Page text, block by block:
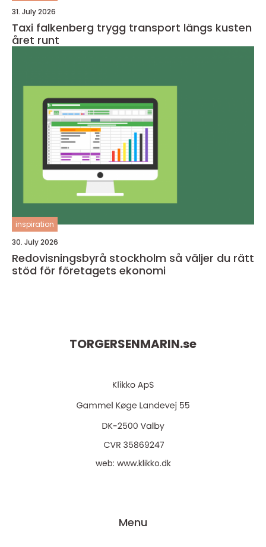
31. July 2026
Taxi falkenberg trygg transport längs kusten
året runt
inspiration
30. July 2026
Redovisningsbyrå stockholm så väljer du rätt
stöd för företagets ekonomi
TORGERSENMARIN.se
web: www.klikko.dk
Menu